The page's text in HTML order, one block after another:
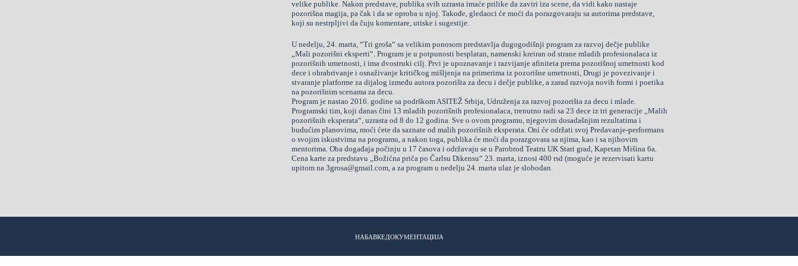
velike publike. Nakon predstave, publika svih uzrasta imaće prilike da zaviri iza scene, da vidi kako nastaje
pozorišna magija, pa čak i da se oproba u njoj. Takođe, gledaoci će moći da porazgovaraju sa autorima predstave,
koji su nestrpljivi da čuju komentare, utiske i sugestije.
U nedelju, 24. marta, “Tri groša“ sa velikim ponosom predstavlja dugogodišnji program za razvoj dečje publike
„Mali pozorišni eksperti“. Program je u potpunosti besplatan, namenski kreiran od strane mladih profesionalaca iz
pozorišnih umetnosti, i ima dvostruki cilj. Prvi je upoznavanje i razvijanje afiniteta prema pozorišnoj umetnosti kod
dece i ohrabrivanje i osnaživanje kritičkog mišljenja na primerima iz pozorišne umetnosti, Drugi je povezivanje i
stvaranje platforme za dijalog između autora pozorišta za decu i dečje publike, a zarad razvoja novih formi i poetika
na pozorišnim scenama za decu.
Program je nastao 2016. godine sa podrškom ASITEŽ Srbija, Udruženja za razvoj pozorišta za decu i mlade.
Programski tim, koji danas čini 13 mladih pozorišnih profesionalaca, trenutno radi sa 23 dece iz tri generacije „Malih
pozorišnih eksperata“, uzrasta od 8 do 12 godina. Sve o ovom programu, njegovim dosadašnjim rezultatima i
budućim planovima, moći ćete da saznate od malih pozorišnih eksperata. Oni će održati svoj Predavanje-performans
o svojim iskustvima na programu, a nakon toga, publika će moći da porazgovara sa njima, kao i sa njihovim
mentorima. Oba događaja počinju u 17 časova i održavaju se u Parobrod Teatru UK Stari grad, Kapetan Mišina 6a.
Cena karte za predstavu „Božićna priča po Čarlsu Dikensu“ 23. marta, iznosi 400 rsd (moguće je rezervisati kartu
upitom na 3grosa@gmail.com, a za program u nedelju 24. marta ulaz je slobodan.
НАБАВКЕДОКУМЕНТАЦИЈА